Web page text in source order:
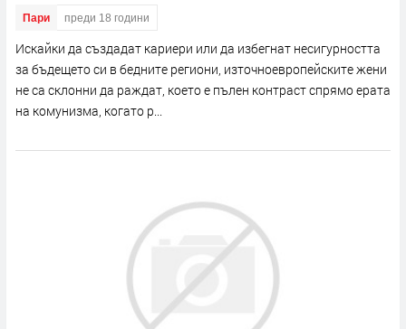
Пари преди 18 години
Искайки да създадат кариери или да избегнат несигурността
за бъдещето си в бедните региони, източноевропейските жени
не са склонни да раждат, което е пълен контраст спрямо ерата
на комунизма, когато р...